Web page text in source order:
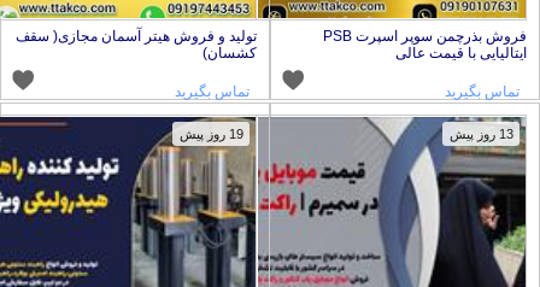
فروش بذرچمن سوپر اسپرت PSB
ایتالیایی با قیمت عالی
تماس بگیرید
تولید و فروش هیتر آسمان مجازی( سقف
کشسان)
تماس بگیرید
13 روز پیش 19 روز پیش